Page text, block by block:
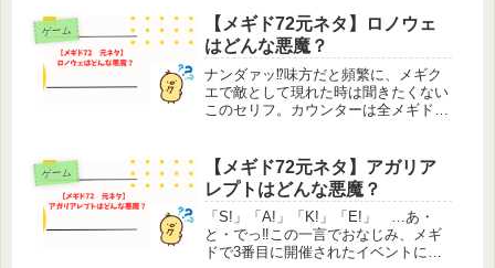
れていますが、サブナック本人は少し
背中を押しただけと言って、英雄と呼
ば...
ゲーム
【メギド72元ネタ】ロノウェ
はどんな悪魔？
ナンダァッ⁉味方だと頻繁に、メギク
エで敵として現れた時は聞きたくない
このセリフ。カウンターは全メギドの
ロノウェ。単体に2ターン無敵付与と
いうただでさえ強力な奥義は...
ゲーム
【メギド72元ネタ】アガリア
レプトはどんな悪魔？
「S!」「A!」「K!」「E!」 …あ・
と・でっ‼この一言でおなじみ、メギ
ドで3番目に開催されたイベントにて